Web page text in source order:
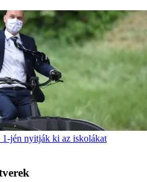
jén nyitják ki az iskolákat